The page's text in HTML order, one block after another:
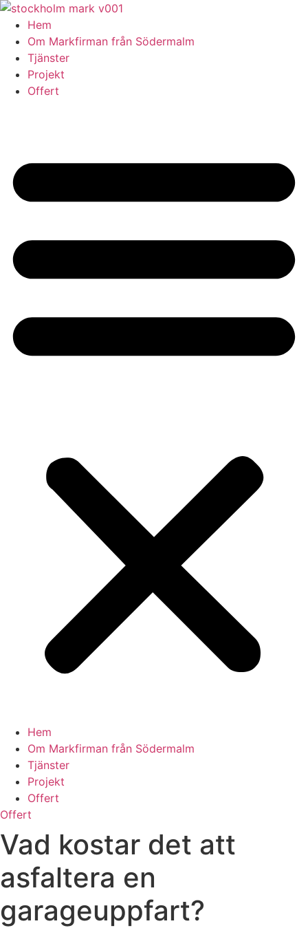
Skip
content
Hem
Om Markfirman från Södermalm
Tjänster
Projekt
Offert
Hem
Om Markfirman från Södermalm
Tjänster
Projekt
Offert
Offert
Vad kostar det att
asfaltera en
garageuppfart?